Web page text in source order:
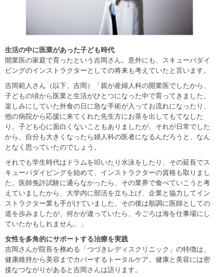
生活の中に医業があった子ども時代
開業医の家庭で育ったという吉岡さん。意外にも、スキューバダイ
ビングのインストラクターとしての将来も考えていたと言います。
吉岡範人さん（以下、吉岡）「親が産婦人科の開業医でしたから、
子どもの頃から医業と生活がひとつになった中で育ってきました。
楽しみにしていた外食の日に急な手術が入ってお流れになったり、
他の病院から応援に来てくれた先生方にお茶を出してもてなした
り。子ども心に面白くないこともありましたが、それが日常でした
から、自分も大きくなったら婦人科の医者になるんだろうと、なん
となく思っていたのでしょう。
それでも学生時代はドラムを叩いたり水泳をしたり、その延長でス
キューバダイビングを始めて、インストラクターの資格も取りまし
た。医師免許試験に通らなかったら、その業界で食べていこうと考
えていましたから、大学内に部活を立ち上げ、企業と協力してイン
ストラクター業も手がけていました。その後は順調に医師としての
道を歩みましたが、何かが違っていたら、今ごろは海を仕事場にし
ていたかもしれません。」
女性を多角的にサポートする治療を実践
吉岡さんが院長を務める「つづきレディスクリニック」の特徴は、
健康維持から美容までカバーするトータルケア。健康と美容には密
接なつながりがあると吉岡さんは語ります。